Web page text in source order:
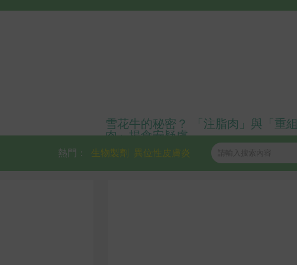
雪花牛的秘密？ 「注脂肉」與「重
肉」揭食安疑慮
異位性皮膚炎
生物製劑
熱門：